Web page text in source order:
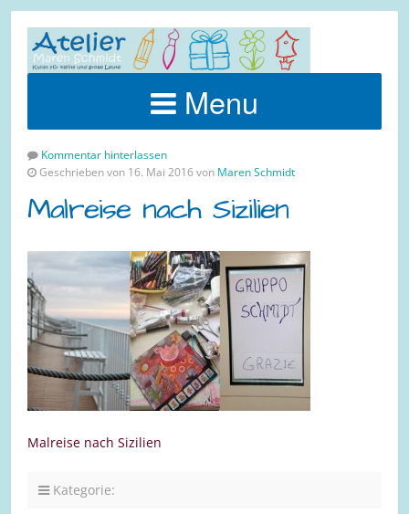
Menu
Kommentar hinterlassen
Geschrieben von 16. Mai 2016 von Maren Schmidt
Malreise nach Sizilien
Malreise nach Sizilien
Kategorie: